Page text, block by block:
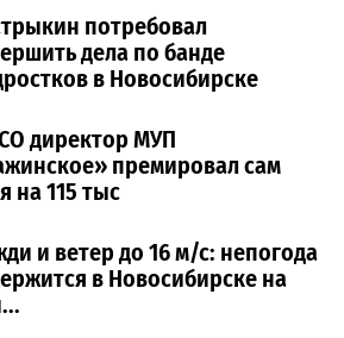
потребовал
дела по банде
в Новосибирске
директор МУП
премировал сам
на 115 тыс
и ветер до 16 м/с: непогода
в Новосибирске на